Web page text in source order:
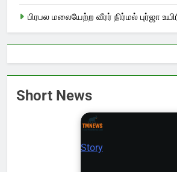
பிரபல மலையேற்ற வீரர் நிர்மல் புர்ஜா
Short News
Story